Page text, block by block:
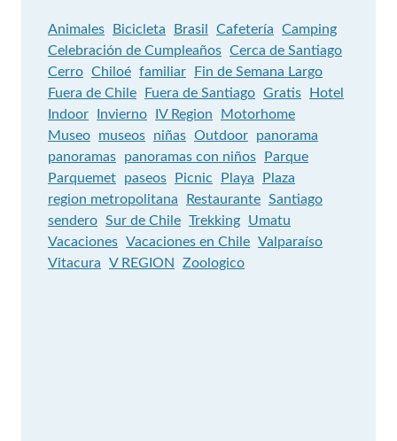
Animales Bicicleta Brasil Cafetería
Camping
Celebración de Cumpleaños Cerca de Santiago
Cerro Chiloé familiar
Fin de Semana Largo
Fuera de Chile
Fuera de Santiago Gratis
Hotel
Indoor
Invierno IV Region
Motorhome
Museo
museos niñas Outdoor
panorama
panoramas
panoramas con niños
Parque
Parquemet
paseos Picnic Playa
Plaza
region metropolitana
Restaurante Santiago
sendero Sur de Chile Trekking
Umatu
Vacaciones Vacaciones en Chile Valparaíso
Vitacura
V REGION Zoologico